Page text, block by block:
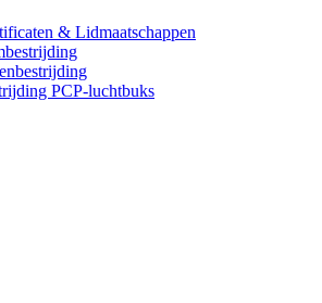
& Lidmaatschappen
PCP-luchtbuks